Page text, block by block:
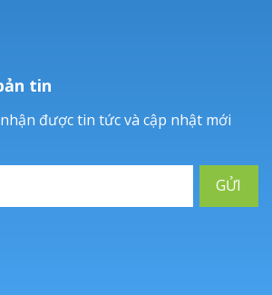
tin
được tin tức và cập nhật mới
GỬI